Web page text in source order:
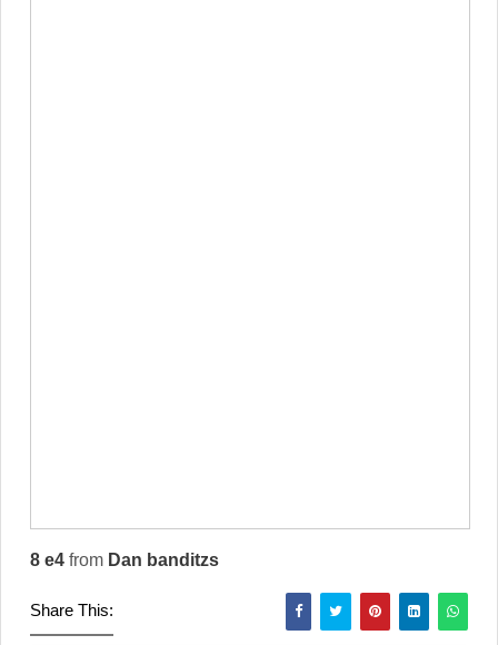
8 e4 from Dan banditzs
Share This: